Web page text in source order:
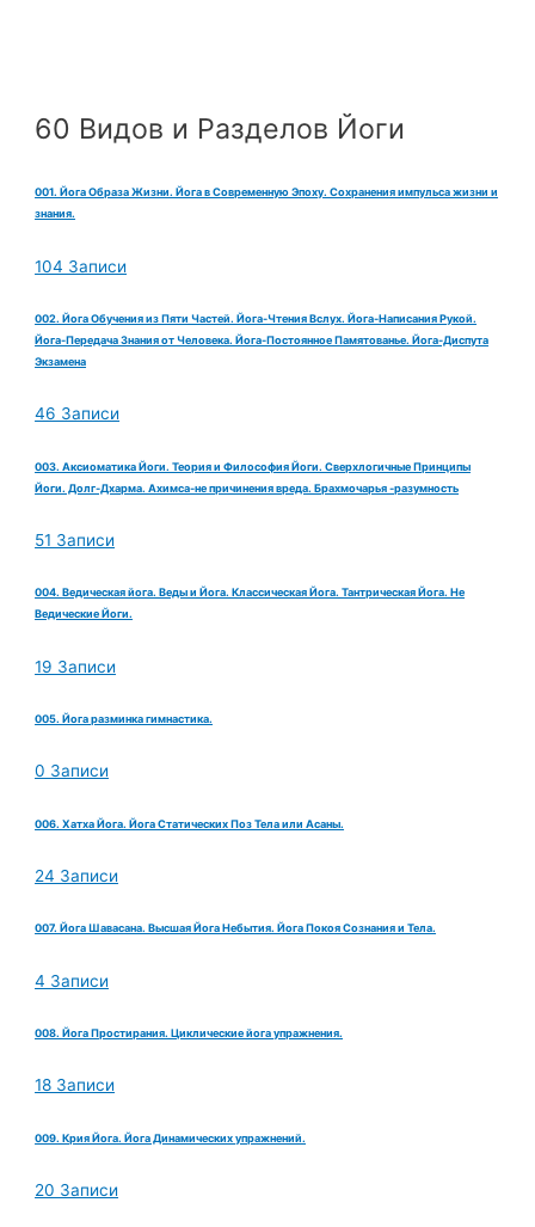
60 Видов и Разделов Йоги
001. Йога Образа Жизни. Йога в Современную Эпоху. Сохранения импульса жизни и
знания.
104 Записи
002. Йога Обучения из Пяти Частей. Йога-Чтения Вслух. Йога-Написания Рукой.
Йога-Передача Знания от Человека. Йога-Постоянное Памятованье. Йога-Диспута
Экзамена
46 Записи
003. Аксиоматика Йоги. Теория и Философия Йоги. Сверхлогичные Принципы
Йоги. Долг-Дхарма. Ахимса-не причинения вреда. Брахмочарья -разумность
51 Записи
004. Ведическая йога. Веды и Йога. Классическая Йога. Тантрическая Йога. Не
Ведические Йоги.
19 Записи
005. Йога разминка гимнастика.
0 Записи
006. Хатха Йога. Йога Статических Поз Тела или Асаны.
24 Записи
007. Йога Шавасана. Высшая Йога Небытия. Йога Покоя Сознания и Тела.
4 Записи
008. Йога Простирания. Циклические йога упражнения.
18 Записи
009. Крия Йога. Йога Динамических упражнений.
20 Записи